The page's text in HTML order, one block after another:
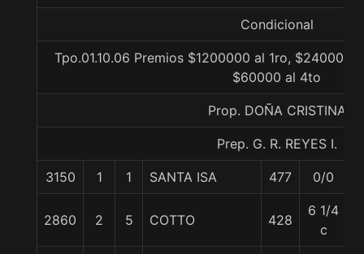
Condicional
Tpo.01.10.06 Premios $1200000 al 1ro, $240000
$60000 al 4to
Prop. DOÑA CRISTINA
Prep. G. R. REYES I.
3150 1 1 SANTA ISA 477 0/0
2860 2 5 COTTO 428
6 1/4
c